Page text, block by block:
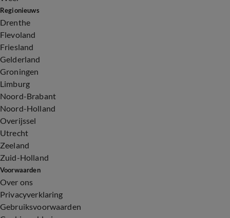
Regionieuws
Drenthe
Flevoland
Friesland
Gelderland
Groningen
Limburg
Noord-Brabant
Noord-Holland
Overijssel
Utrecht
Zeeland
Zuid-Holland
Voorwaarden
Over ons
Privacyverklaring
Gebruiksvoorwaarden